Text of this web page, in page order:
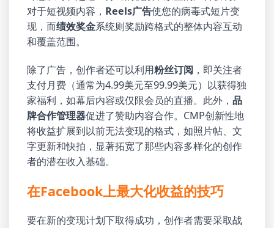
对于短视频内容， Reels广告使您的病毒式短片变
现，而绩效奖金系统则奖励跨格式的整体内容互动
和覆盖范围。
除了广告，创作者还可以利用粉丝订阅 ，即关注者
支付月费（通常为4.99美元至99.99美元）以获得独
家福利，如幕后内容或仅限会员的直播。此外，品
牌合作管理器促进了赞助内容合作。CMP创新性地
将收益扩展到以前无法变现的格式，如照片帖、文
字更新和快拍，显著拓宽了那些内容多样化的创作
者的潜在收入基础。
在Facebook上最大化收益的技巧
要在新的变现计划下取得成功，创作者需要采取战